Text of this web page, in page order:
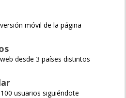
móvil de la página
desde 3 países distintos
usuarios siguiéndote